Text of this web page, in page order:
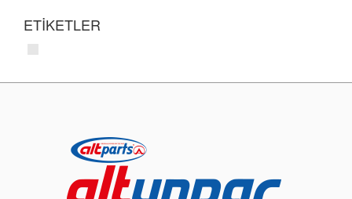
ETİKETLER